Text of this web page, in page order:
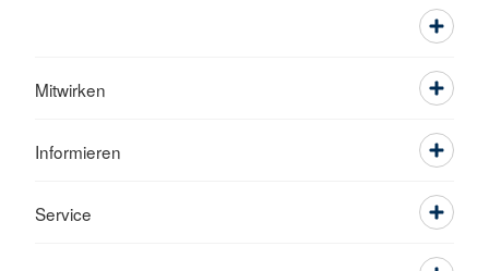
Mitwirken
Informieren
Service